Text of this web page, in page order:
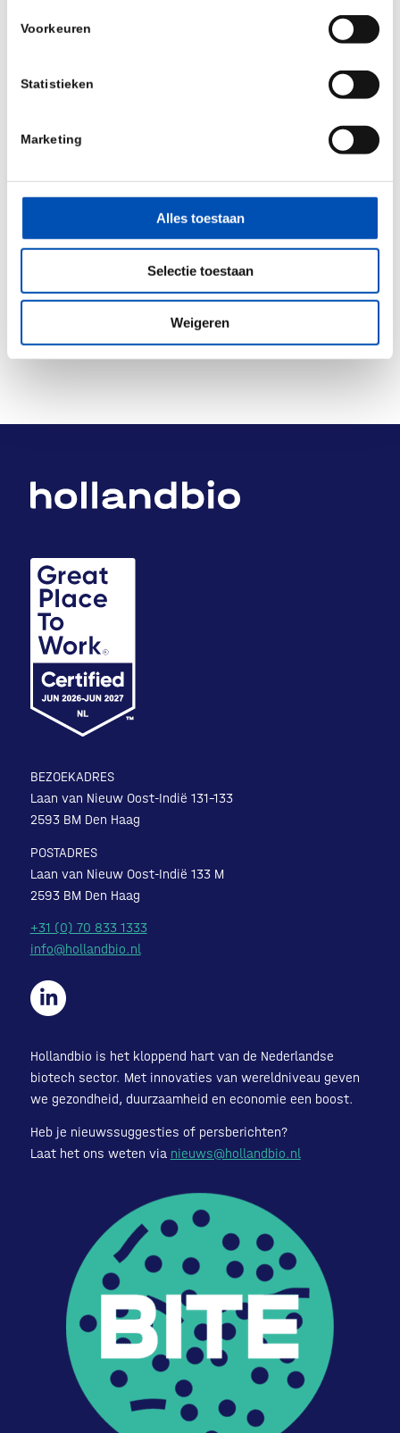
Voorkeuren
Statistieken
Marketing
Alles toestaan
Selectie toestaan
Weigeren
in Chief Dr. Simone Fishburn in a wide-ranging
CLOSING PLENARY SESSION: Future Leaders of
For more information and registration please visit
theevent website.
BEZOEKADRES
Laan van Nieuw Oost-Indië 131-133
2593 BM Den Haag
POSTADRES
Laan van Nieuw Oost-Indië 133 M
2593 BM Den Haag
+31 (0) 70 833 1333
info@hollandbio.nl
Hollandbio is het kloppend hart van de Nederlandse
biotech sector. Met innovaties van wereldniveau geven
we gezondheid, duurzaamheid en economie een boost.
Heb je nieuwssuggesties of persberichten?
Laat het ons weten via nieuws@hollandbio.nl